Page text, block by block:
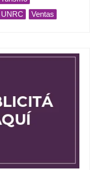
UNRC Ventas